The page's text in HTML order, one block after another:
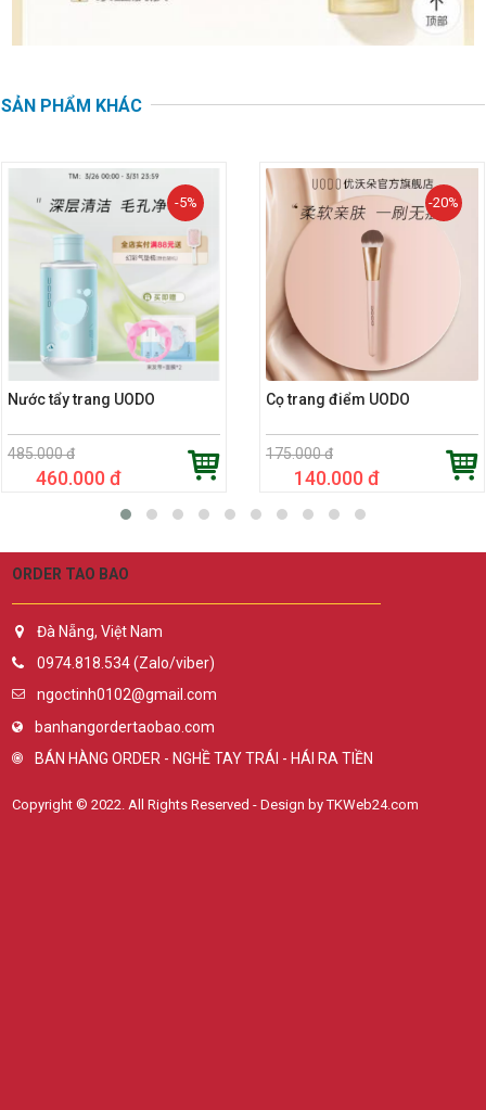
SẢN PHẨM KHÁC
-5%
Nước tẩy trang UODO
485.000 đ
460.000 đ
-20%
Cọ trang điểm UODO
175.000 đ
140.000 đ
ORDER TAO BAO
Đà Nẵng, Việt Nam
0974.818.534 (Zalo/viber)
ngoctinh0102@gmail.com
banhangordertaobao.com
BÁN HÀNG ORDER - NGHỀ TAY TRÁI - HÁI RA TIỀN
Copyright © 2022. All Rights Reserved - Design by TKWeb24.com